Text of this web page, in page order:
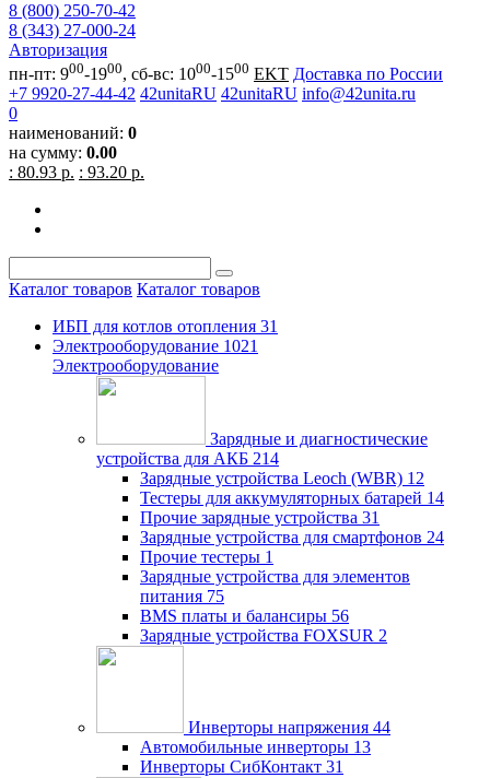
8 (800) 250-70-42
8 (343) 27-000-24
Авторизация
пн-пт: 900-1900, сб-вс: 1000-1500 EKT Доставка по России
+7 9920-27-44-42 42unitaRU 42unitaRU info@42unita.ru
0
наименований: 0
на сумму: 0.00
: 80.93 р. : 93.20 р.
Каталог товаров Каталог товаров
ИБП для котлов отопления 31
Электрооборудование 1021
Электрооборудование
Зарядные и диагностические
устройства для АКБ 214
Зарядные устройства Leoch (WBR) 12
Тестеры для аккумуляторных батарей 14
Прочие зарядные устройства 31
Зарядные устройства для смартфонов 24
Прочие тестеры 1
Зарядные устройства для элементов
питания 75
BMS платы и балансиры 56
Зарядные устройства FOXSUR 2
Инверторы напряжения 44
Автомобильные инверторы 13
Инверторы СибКонтакт 31